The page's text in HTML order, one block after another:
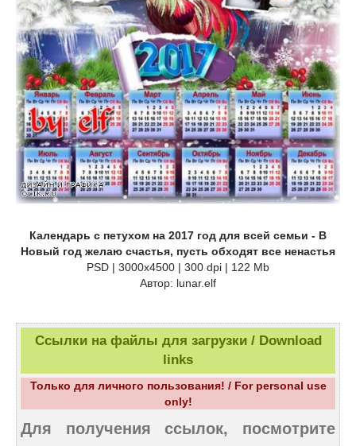
Календарь с петухом на 2017 год для всей семьи - В
Новый год желаю счастья, пусть обходят все ненастья
PSD | 3000х4500 | 300 dpi | 122 Mb
Автор: lunar.elf
Ссылки на файлы для загрузки / Download
links
Только для личного пользования! / For personal use
only!
Для получения ссылок, посмотрите